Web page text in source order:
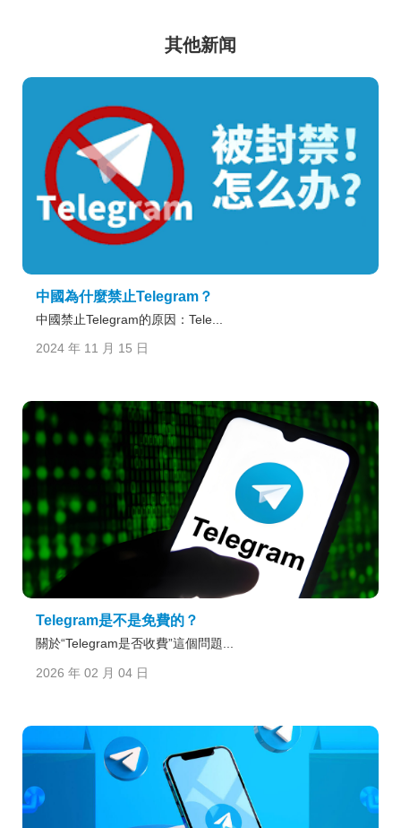
其他新闻
中國為什麼禁止Telegram？
中國禁止Telegram的原因：Tele...
2024 年 11 月 15 日
Telegram是不是免費的？
關於“Telegram是否收費”這個問題...
2026 年 02 月 04 日